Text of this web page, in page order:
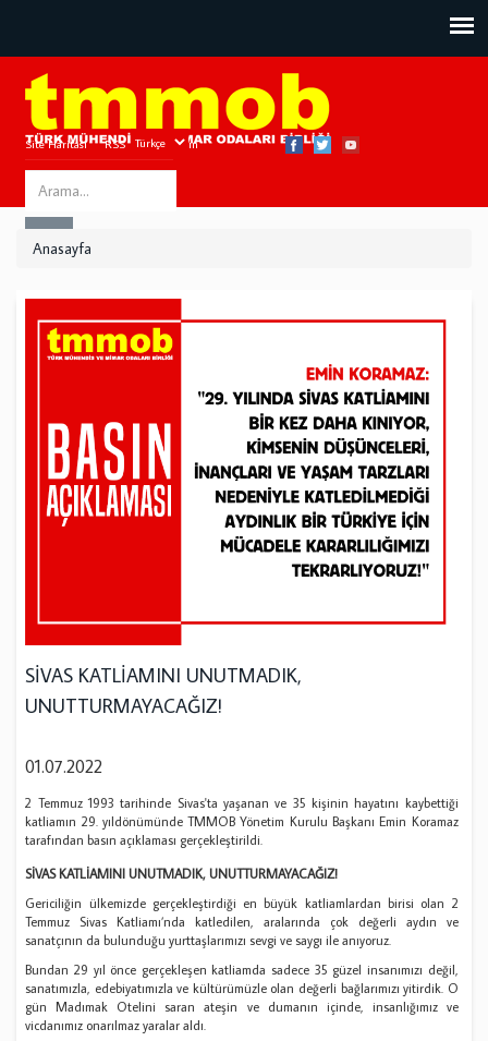
Site Haritası RSS Bize Ulaşın
Search
this
Anasayfa
SİVAS KATLİAMINI UNUTMADIK,
UNUTTURMAYACAĞIZ!
01.07.2022
2 Temmuz 1993 tarihinde Sivas'ta yaşanan ve 35 kişinin hayatını kaybettiği
katliamın 29. yıldönümünde TMMOB Yönetim Kurulu Başkanı Emin Koramaz
tarafından basın açıklaması gerçekleştirildi.
SİVAS KATLİAMINI UNUTMADIK, UNUTTURMAYACAĞIZ!
Gericiliğin ülkemizde gerçekleştirdiği en büyük katliamlardan birisi olan 2
Temmuz Sivas Katliamı’nda katledilen, aralarında çok değerli aydın ve
sanatçının da bulunduğu yurttaşlarımızı sevgi ve saygı ile anıyoruz.
Bundan 29 yıl önce gerçekleşen katliamda sadece 35 güzel insanımızı değil,
sanatımızla, edebiyatımızla ve kültürümüzle olan değerli bağlarımızı yitirdik. O
gün Madımak Otelini saran ateşin ve dumanın içinde, insanlığımız ve
vicdanımız onarılmaz yaralar aldı.